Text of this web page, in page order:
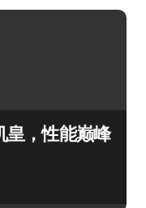
皇，性能巅峰